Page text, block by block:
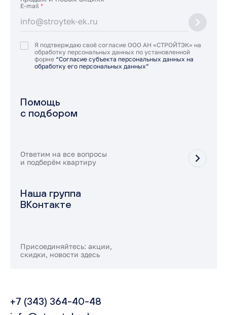
E-mail *
Я подтверждаю своё согласие ООО АН «СТРОЙТЭК» на
обработку персональных данных по установленной
форме “Согласие субъекта персональных данных на
обработку его персональных данных”
Помощь
с подбором
Ответим на все вопросы
и подберём квартиру
Наша группа
ВКонтакте
Присоединяйтесь: акции,
скидки, новости здесь
+7 (343) 364-40-48